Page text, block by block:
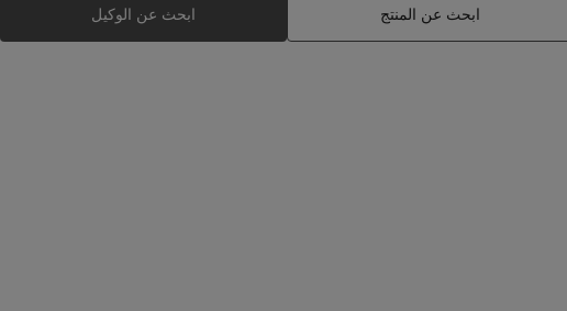
ابحث عن المنتج ابحث عن الوكيل